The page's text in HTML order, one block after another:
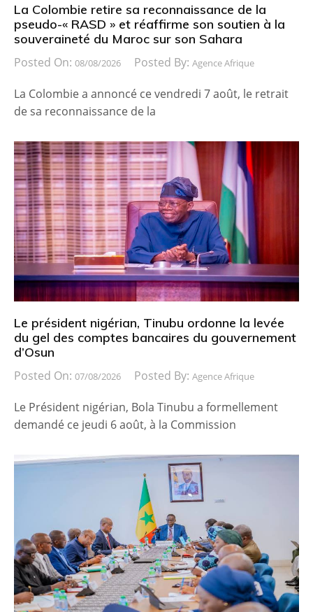
La Colombie retire sa reconnaissance de la
pseudo-« RASD » et réaffirme son soutien à la
souveraineté du Maroc sur son Sahara
Posted On: 08/08/2026 Posted By: Agence Afrique
La Colombie a annoncé ce vendredi 7 août, le retrait
de sa reconnaissance de la
Le président nigérian, Tinubu ordonne la levée
du gel des comptes bancaires du gouvernement
d’Osun
Posted On: 07/08/2026 Posted By: Agence Afrique
Le Président nigérian, Bola Tinubu a formellement
demandé ce jeudi 6 août, à la Commission